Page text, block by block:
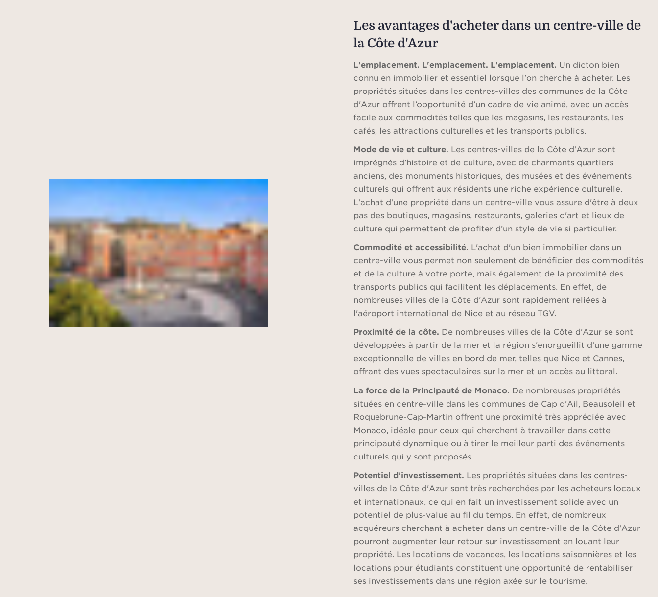
Les avantages d'acheter dans un centre-ville de
la Côte d'Azur
L'emplacement. L'emplacement. L'emplacement. Un dicton bien
connu en immobilier et essentiel lorsque l'on cherche à acheter. Les
propriétés situées dans les centres-villes des communes de la Côte
d'Azur offrent l’opportunité d’un cadre de vie animé, avec un accès
facile aux commodités telles que les magasins, les restaurants, les
cafés, les attractions culturelles et les transports publics.
Mode de vie et culture. Les centres-villes de la Côte d'Azur sont
imprégnés d'histoire et de culture, avec de charmants quartiers
anciens, des monuments historiques, des musées et des événements
culturels qui offrent aux résidents une riche expérience culturelle.
L'achat d'une propriété dans un centre-ville vous assure d'être à deux
pas des boutiques, magasins, restaurants, galeries d'art et lieux de
culture qui permettent de profiter d’un style de vie si particulier.
Commodité et accessibilité. L'achat d'un bien immobilier dans un
centre-ville vous permet non seulement de bénéficier des commodités
et de la culture à votre porte, mais également de la proximité des
transports publics qui facilitent les déplacements. En effet, de
nombreuses villes de la Côte d'Azur sont rapidement reliées à
l'aéroport international de Nice et au réseau TGV.
Proximité de la côte. De nombreuses villes de la Côte d'Azur se sont
développées à partir de la mer et la région s'enorgueillit d'une gamme
exceptionnelle de villes en bord de mer, telles que Nice et Cannes,
offrant des vues spectaculaires sur la mer et un accès au littoral.
La force de la Principauté de Monaco. De nombreuses propriétés
situées en centre-ville dans les communes de Cap d'Ail, Beausoleil et
Roquebrune-Cap-Martin offrent une proximité très appréciée avec
Monaco, idéale pour ceux qui cherchent à travailler dans cette
principauté dynamique ou à tirer le meilleur parti des événements
culturels qui y sont proposés.
Potentiel d'investissement. Les propriétés situées dans les centres-
villes de la Côte d'Azur sont très recherchées par les acheteurs locaux
et internationaux, ce qui en fait un investissement solide avec un
potentiel de plus-value au fil du temps. En effet, de nombreux
acquéreurs cherchant à acheter dans un centre-ville de la Côte d'Azur
pourront augmenter leur retour sur investissement en louant leur
propriété. Les locations de vacances, les locations saisonnières et les
locations pour étudiants constituent une opportunité de rentabiliser
ses investissements dans une région axée sur le tourisme.